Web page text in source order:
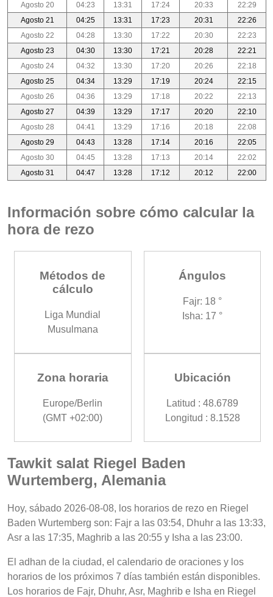
Agosto 20
04:23 13:31 17:24 20:33
22:29
Agosto 21
04:25 13:31 17:23 20:31
22:26
Agosto 22
04:28 13:30 17:22 20:30
22:23
Agosto 23
04:30 13:30 17:21 20:28
22:21
Agosto 24
04:32 13:30 17:20 20:26
22:18
Agosto 25
04:34 13:29 17:19 20:24
22:15
Agosto 26
04:36 13:29 17:18 20:22
22:13
Agosto 27
04:39 13:29 17:17 20:20
22:10
Agosto 28
04:41 13:29 17:16 20:18
22:08
Agosto 29
04:43 13:28 17:14 20:16
22:05
Agosto 30
04:45 13:28 17:13 20:14
22:02
Agosto 31
04:47 13:28 17:12 20:12 22:00
Información sobre cómo calcular la
hora de rezo
Métodos de
cálculo
Liga Mundial
Musulmana
Ángulos
Fajr: 18 °
Isha: 17 °
Zona horaria
Europe/Berlin
(GMT +02:00)
Ubicación
Latitud : 48.6789
Longitud : 8.1528
Tawkit salat Riegel Baden
Wurtemberg, Alemania
Hoy, sábado 2026-08-08, los horarios de rezo en Riegel
Baden Wurtemberg son: Fajr a las 03:54, Dhuhr a las 13:33,
Asr a las 17:35, Maghrib a las 20:55 y Isha a las 23:00.
El adhan de la ciudad, el calendario de oraciones y los
horarios de los próximos 7 días también están disponibles.
Los horarios de Fajr, Dhuhr, Asr, Maghrib e Isha en Riegel